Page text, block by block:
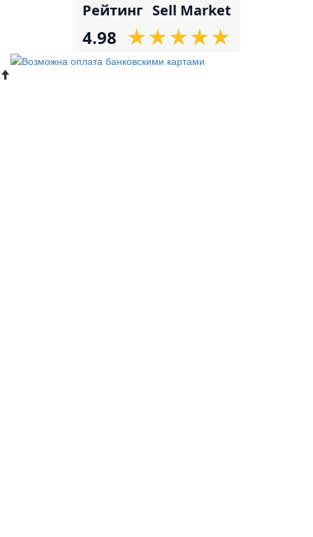
Рейтинг Sell Market
4.98 ★
★★
★★
★★
★★
★